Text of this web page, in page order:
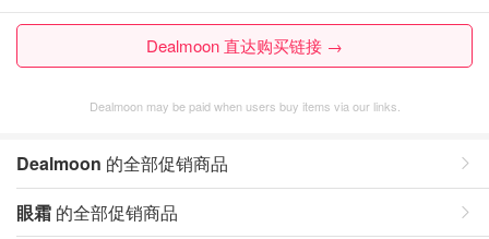
Dealmoon 直达购买链接 →
Dealmoon may be paid when users buy items via our links.
Dealmoon 的全部促销商品
眼霜 的全部促销商品